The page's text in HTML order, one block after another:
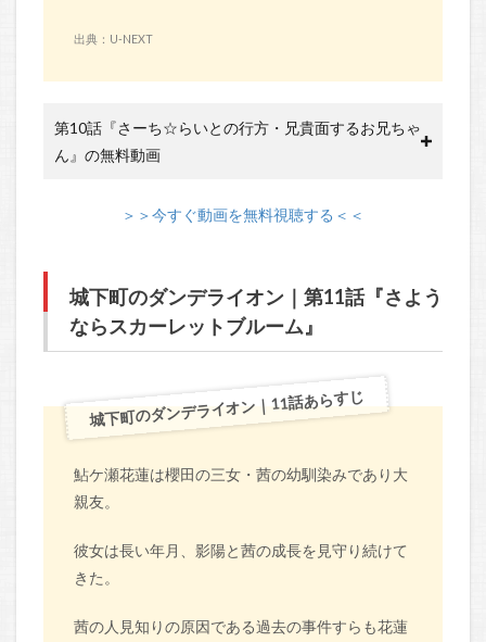
出典：U-NEXT
第10話『さーち☆らいとの行方・兄貴面するお兄ちゃ
ん』の無料動画
＞＞今すぐ動画を無料視聴する＜＜
城下町のダンデライオン｜第11話『さよう
ならスカーレットブルーム』
城下町のダンデライオン｜11話あらすじ
鮎ケ瀬花蓮は櫻田の三女・茜の幼馴染みであり大
親友。
彼女は長い年月、影陽と茜の成長を見守り続けて
きた。
茜の人見知りの原因である過去の事件すらも花蓮